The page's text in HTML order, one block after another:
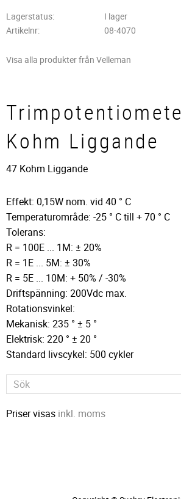
Lagerstatus
I lager
Artikelnr
08-4070
Visa alla produkter från Velleman
Kohm Liggande
47 Kohm Liggande
Effekt: 0,15W nom. vid 40 ° C
Temperaturområde: -25 ° C till + 70 ° C
Tolerans:
R = 100E ... 1M: ± 20%
R = 1E ... 5M: ± 30%
R = 5E ... 10M: + 50% / -30%
Driftspänning: 200Vdc max.
Rotationsvinkel:
Mekanisk: 235 ° ± 5 °
Elektrisk: 220 ° ± 20 °
Standard livscykel: 500 cykler
Priser visas inkl. moms